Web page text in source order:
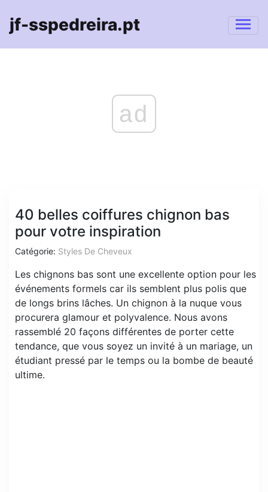
jf-sspedreira.pt
ad
40 belles coiffures chignon bas
pour votre inspiration
Catégorie: Styles De Cheveux
Les chignons bas sont une excellente option pour les
événements formels car ils semblent plus polis que
de longs brins lâches. Un chignon à la nuque vous
procurera glamour et polyvalence. Nous avons
rassemblé 20 façons différentes de porter cette
tendance, que vous soyez un invité à un mariage, un
étudiant pressé par le temps ou la bombe de beauté
ultime.